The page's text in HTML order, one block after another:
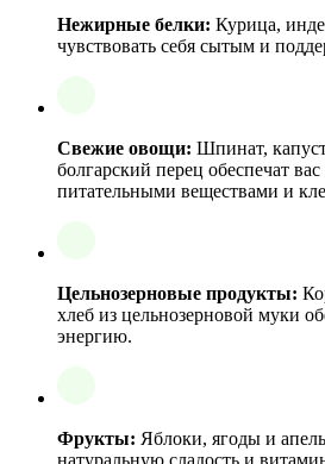
Нежирные белки: Курица,
чувствовать себя сытым и
Свежие овощи: Шпинат,
болгарский перец обеспечат
питательными веществами и
Цельнозерновые продукты:
хлеб из цельнозерновой муки
энергию.
Фрукты: Яблоки, ягоды и
натуральную сладость и